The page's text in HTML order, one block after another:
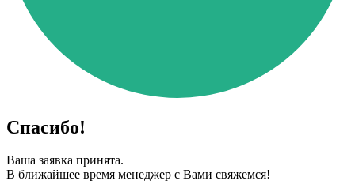
Спасибо!
Ваша заявка принята.
В ближайшее время менеджер с Вами свяжемся!